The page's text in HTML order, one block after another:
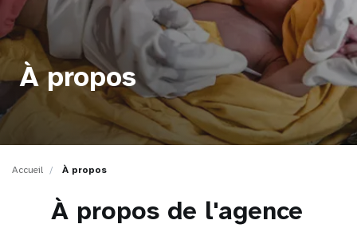
t
i
n
À propos
Accueil À propos
À propos de l'agence